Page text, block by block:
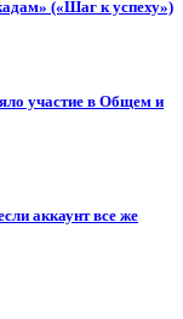
(«Шаг к успеху»)
участие в Общем и
аккаунт все же